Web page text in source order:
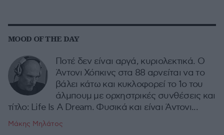
MOOD OF THE DAY
Ποτέ δεν είναι αργά, κυριολεκτικά. Ο
Άντονι Χόπκινς στα 88 αρνείται να το
βάλει κάτω και κυκλοφορεί το 1ο του
άλμπουμ με ορχηστρικές συνθέσεις και
τίτλο: Life Is A Dream. Φυσικά και είναι Άντονι...
Μάκης Μηλάτος